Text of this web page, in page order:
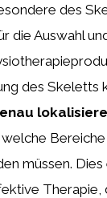
des
die Auswahl
des Skeletts
, welche
müssen.
Therapie,